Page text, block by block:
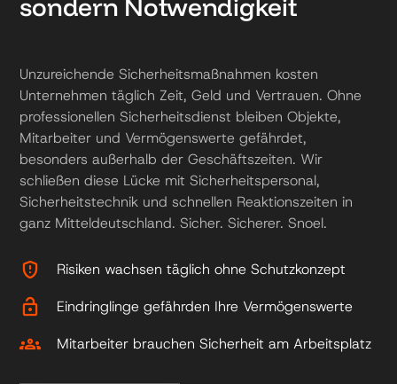
sondern Notwendigkeit
Unzureichende Sicherheitsmaßnahmen kosten
Unternehmen täglich Zeit, Geld und Vertrauen. Ohne
professionellen Sicherheitsdienst bleiben Objekte,
Mitarbeiter und Vermögenswerte gefährdet,
besonders außerhalb der Geschäftszeiten. Wir
schließen diese Lücke mit Sicherheitspersonal,
Sicherheitstechnik und schnellen Reaktionszeiten in
ganz Mitteldeutschland. Sicher. Sicherer. Snoel.
gpp_maybe Risiken wachsen täglich ohne Schutzkonzept
lock_open Eindringlinge gefährden Ihre Vermögenswerte
groups Mitarbeiter brauchen Sicherheit am Arbeitsplatz